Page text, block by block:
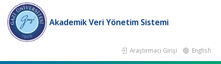
Akademik Veri Yönetim Sistemi
Araştırmacı Girişi English